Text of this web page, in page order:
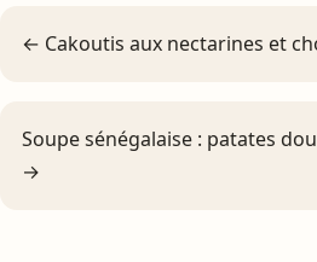
← Cakoutis aux nectarines et
Soupe sénégalaise : patates
→